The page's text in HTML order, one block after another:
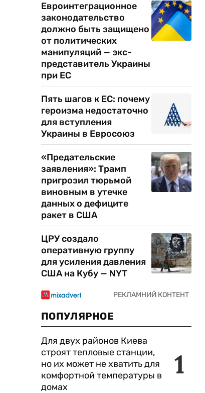
Евроинтеграционное
законодательство
должно быть защищено
от политических
манипуляций — экс-
представитель Украины
при ЕС
Пять шагов к ЕС: почему
героизма недостаточно
для вступления
Украины в Евросоюз
«Предательские
заявления»: Трамп
пригрозил тюрьмой
виновным в утечке
данных о дефиците
ракет в США
ЦРУ создало
оперативную группу
для усиления давления
США на Кубу — NYT
ПОПУЛЯРНОЕ
1
Для двух районов Киева
строят тепловые станции,
но их может не хватить для
комфортной температуры в
домах